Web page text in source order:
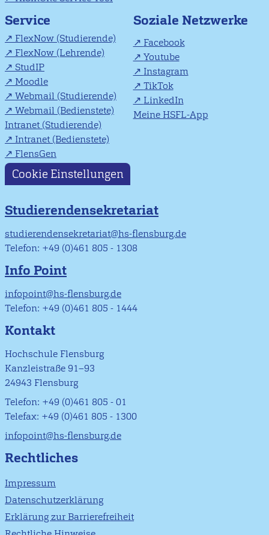
Service
FlexNow (Studierende)
FlexNow (Lehrende)
StudIP
Moodle
Webmail (Studierende)
Webmail (Bedienstete)
Intranet (Studierende)
Intranet (Bedienstete)
FlensGen
Soziale Netzwerke
Facebook
Youtube
Instagram
TikTok
LinkedIn
Meine HSFL-App
Cookie Einstellungen
Studierendensekretariat
studierendensekretariat@hs-flensburg.de
Telefon: +49 (0)461 805 - 1308
Info Point
infopoint@hs-flensburg.de
Telefon: +49 (0)461 805 - 1444
Kontakt
Hochschule Flensburg
Kanzleistraße 91–93
24943 Flensburg
Telefon: +49 (0)461 805 - 01
Telefax: +49 (0)461 805 - 1300
infopoint@hs-flensburg.de
Rechtliches
Impressum
Datenschutzerklärung
Erklärung zur Barrierefreiheit